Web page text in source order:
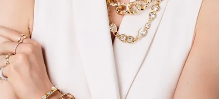
Los más vendidos
A - Z